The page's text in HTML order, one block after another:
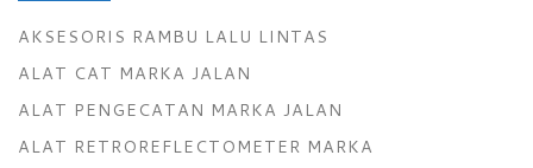
AKSESORIS RAMBU LALU LINTAS
ALAT CAT MARKA JALAN
ALAT PENGECATAN MARKA JALAN
ALAT RETROREFLECTOMETER MARKA